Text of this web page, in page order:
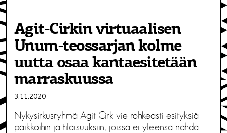
Agit-Cirkin virtuaalisen
Unum-teossarjan kolme
uutta osaa kantaesitetään
marraskuussa
3.11.2020
Nykysirkusryhmä Agit-Cirk vie rohkeasti esityksiä
paikkoihin ja tilaisuuksiin, joissa ei yleensä nähdä